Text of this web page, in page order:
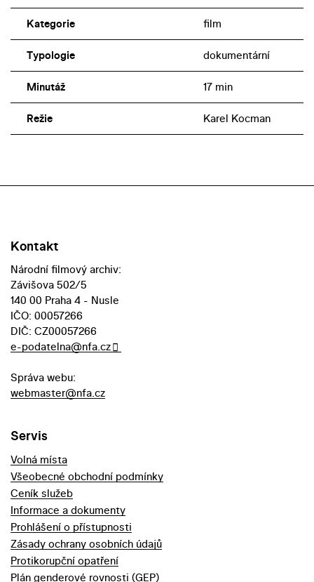
Kategorie film
Typologie dokumentární
Minutáž 17 min
Režie Karel Kocman
Kontakt
Národní filmový archiv:
Závišova 502/5
140 00 Praha 4 - Nusle
IČO: 00057266
DIČ: CZ00057266
e-podatelna@nfa.cz
Správa webu:
webmaster@nfa.cz
Servis
Volná místa
Všeobecné obchodní podmínky
Ceník služeb
Informace a dokumenty
Prohlášení o přístupnosti
Zásady ochrany osobních údajů
Protikorupční opatření
Plán genderové rovnosti (GEP)